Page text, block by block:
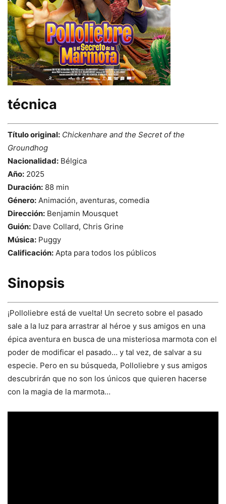
técnica
Título original: Chickenhare and the Secret of the
Groundhog
Nacionalidad: Bélgica
Año: 2025
Duración: 88 min
Género: Animación, aventuras, comedia
Dirección: Benjamin Mousquet
Guión: Dave Collard, Chris Grine
Música: Puggy
Calificación: Apta para todos los públicos
Sinopsis
¡Polloliebre está de vuelta! Un secreto sobre el pasado
sale a la luz para arrastrar al héroe y sus amigos en una
épica aventura en busca de una misteriosa marmota con el
poder de modificar el pasado… y tal vez, de salvar a su
especie. Pero en su búsqueda, Polloliebre y sus amigos
descubrirán que no son los únicos que quieren hacerse
con la magia de la marmota…